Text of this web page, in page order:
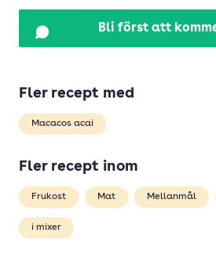
Bli först att
Fler recept med
Macacos acai
Fler recept inom
Frukost Mat Mellanmål
i mixer